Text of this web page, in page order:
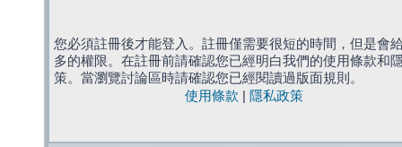
您必須註冊後才能登入。註冊僅需要很短的時間，但是會
多的權限。在註冊前請確認您已經明白我們的使用條款和
策。當瀏覽討論區時請確認您已經閱讀過版面規則。
使用條款
隱私政策